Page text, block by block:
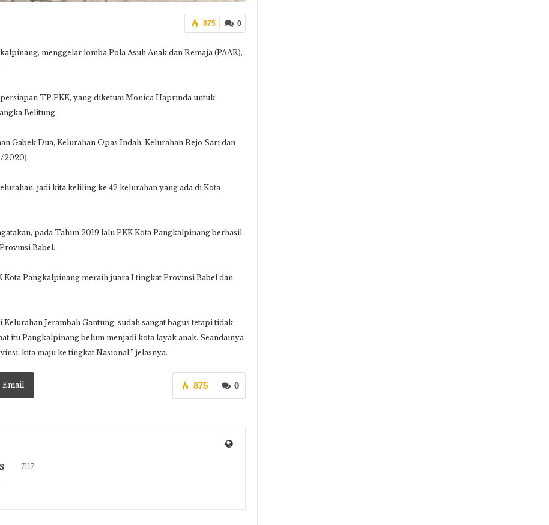
0
875
menggelar lomba Pola Asuh Anak dan Remaja (PAAR),
TP PKK, yang diketuai Monica Haprinda untuk
Belitung.
Gabek Dua, Kelurahan Opas Indah, Kelurahan Rejo Sari dan
2020).
jadi kita keliling ke 42 kelurahan yang ada di Kota
pada Tahun 2019 lalu PKK Kota Pangkalpinang berhasil
Babel.
Pangkalpinang meraih juara I tingkat Provinsi Babel dan
Jerambah Gantung, sudah sangat bagus tetapi tidak
itu Pangkalpinang belum menjadi kota layak anak. Seandainya
kita maju ke tingkat Nasional,” jelasnya.
0
875
Email
7117